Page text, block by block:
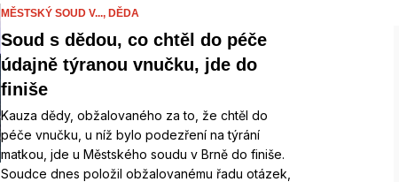
MĚSTSKÝ SOUD V..., DĚDA
Soud s dědou, co chtěl do péče
údajně týranou vnučku, jde do
finiše
Kauza dědy, obžalovaného za to, že chtěl do
péče vnučku, u níž bylo podezření na týrání
matkou, jde u Městského soudu v Brně do finiše.
Soudce dnes položil obžalovanému řadu otázek,